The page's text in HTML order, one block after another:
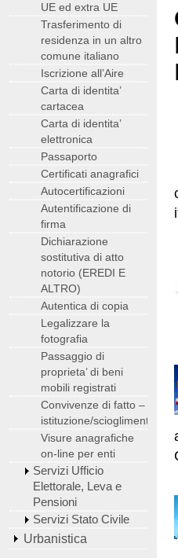
UE ed extra UE
Trasferimento di
residenza in un altro
comune italiano
Iscrizione all’Aire
Carta di identita’
cartacea
Carta di identita’
elettronica
Passaporto
Certificati anagrafici
Autocertificazioni
Autentificazione di
firma
Dichiarazione
sostitutiva di atto
notorio (EREDI E
ALTRO)
Autentica di copia
Legalizzare la
fotografia
Passaggio di
proprieta’ di beni
mobili registrati
Convivenze di fatto –
istituzione/scioglimento
Visure anagrafiche
on-line per enti
Servizi Ufficio
Elettorale, Leva e
Pensioni
Servizi Stato Civile
Urbanistica